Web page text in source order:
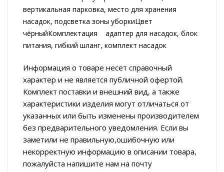
вертикальная парковка, место для хранения
насадок, подсветка зоны уборкиЦвет
чёрныйКомплектация адаптер для насадок, блок
питания, гибкий шланг, комплект насадок
Информация о товаре несет справочный
характер и не является публичной офертой.
Комплект поставки и внешний вид, а также
характеристики изделия могут отличаться от
указанных или быть изменены производителем
без предварительного уведомления. Если вы
заметили не правильную,ошибочную или
некорректную информацию в описании товара,
пожалуйста напишите нам на почту